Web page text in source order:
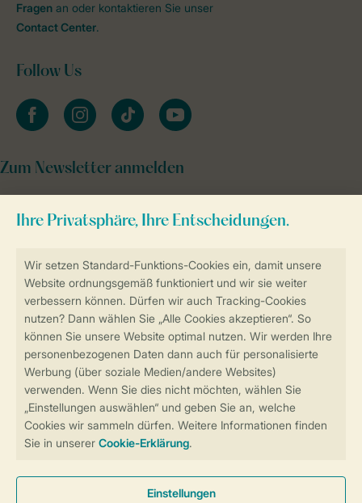
Sicherstellung Deiner Privatsphäre
Sicher und schnell zur Online-Buchung
Sichere Datenübertragung
Sicheres Bezahlen
Fragen an oder kontaktieren Sie unser
Contact Center.
Follow Us
facebookinstagramtiktok youtube
Zum Newsletter anmelden